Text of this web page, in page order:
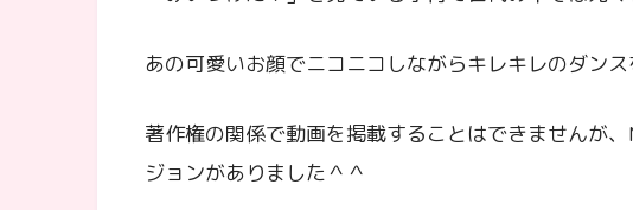
あの可愛いお顔でニコニコしながらキレキレのダン
著作権の関係で動画を掲載することはできませんが
ジョンがありました＾＾